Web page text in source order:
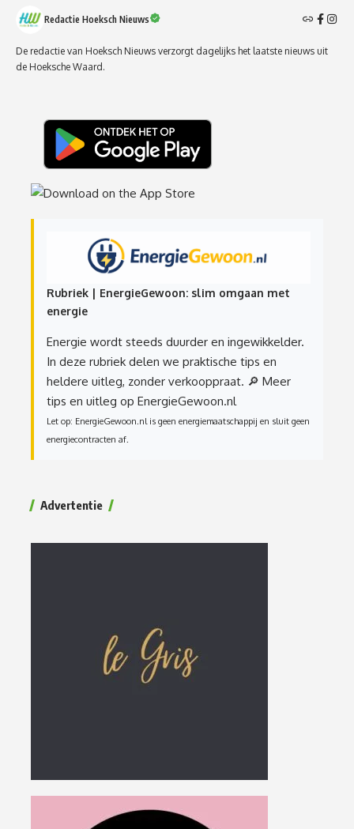
Redactie Hoeksch Nieuws
De redactie van Hoeksch Nieuws verzorgt dagelijks het laatste nieuws uit
de Hoeksche Waard.
Rubriek | EnergieGewoon: slim omgaan met
energie
Energie wordt steeds duurder en ingewikkelder.
In deze rubriek delen we praktische tips en
heldere uitleg, zonder verkooppraat. 🔎 Meer
tips en uitleg op EnergieGewoon.nl
Let op: EnergieGewoon.nl is geen energiemaatschappij en sluit geen
energiecontracten af.
Advertentie